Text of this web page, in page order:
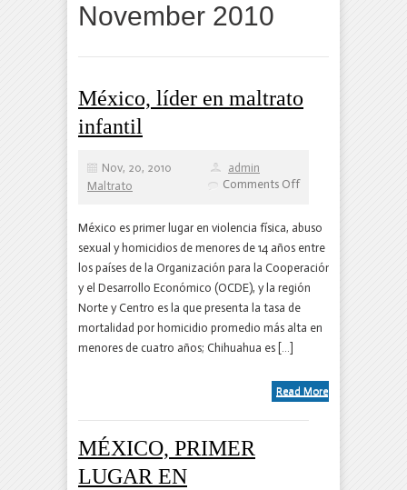
November 2010
México, líder en maltrato
infantil
Nov, 20, 2010
admin
Maltrato
Comments Offon
en
infantil
México es primer lugar en violencia física, abuso
sexual y homicidios de menores de 14 años entre
los países de la Organización para la Cooperación
y el Desarrollo Económico (OCDE), y la región
Norte y Centro es la que presenta la tasa de
mortalidad por homicidio promedio más alta en
menores de cuatro años; Chihuahua es […]
Read More
MÉXICO, PRIMER
LUGAR EN